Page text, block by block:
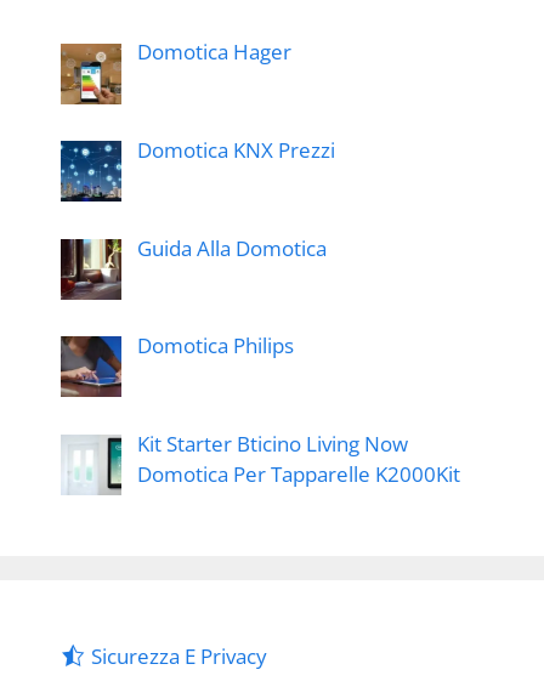
Domotica Hager
Domotica KNX Prezzi
Guida Alla Domotica
Domotica Philips
Kit Starter Bticino Living Now
Domotica Per Tapparelle K2000Kit
Sicurezza E Privacy